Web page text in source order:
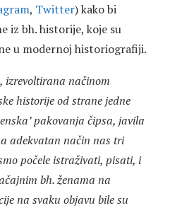
, Twitter) kako bi
iz bh. historije, koje su
u modernoj historiografiji.
izrevoltirana načinom
historije od strane jedne
pakovanja čipsa, javila
adekvatan način nas tri
počele istraživati, pisati, i
bh. ženama na
na svaku objavu bile su